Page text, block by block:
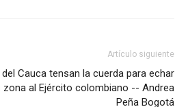
Artículo siguiente
Cauca tensan la cuerda para echar
zona al Ejército colombiano -- Andrea
Peña Bogotá